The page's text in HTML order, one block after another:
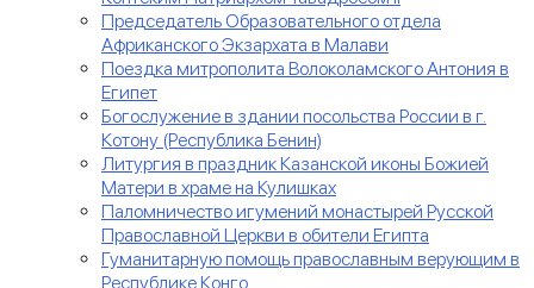
Председатель Образовательного отдела
Африканского Экзархата в Малави
Поездка митрополита Волоколамского Антония в
Египет
Богослужение в здании посольства России в г.
Котону (Республика Бенин)
Литургия в праздник Казанской иконы Божией
Матери в храме на Кулишках
Паломничество игумений монастырей Русской
Православной Церкви в обители Египта
Гуманитарную помощь православным верующим в
Республике Конго